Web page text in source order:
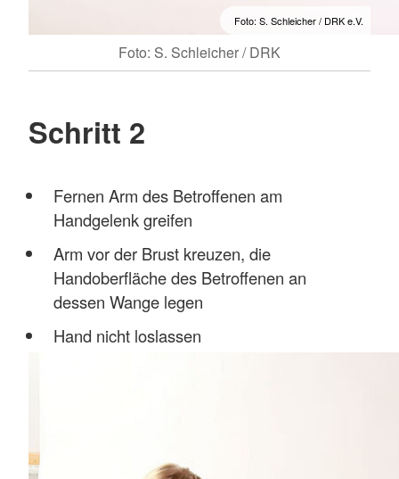
Foto: S. Schleicher / DRK e.V.
Foto: S. Schleicher / DRK
Schritt 2
Fernen Arm des Betroffenen am
Handgelenk greifen
Arm vor der Brust kreuzen, die
Handoberfläche des Betroffenen an
dessen Wange legen
Hand nicht loslassen